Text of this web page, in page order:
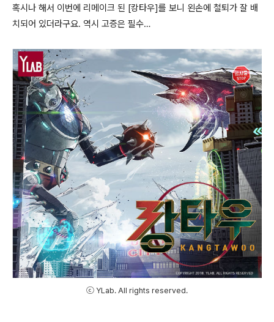
혹시나 해서 이번에 리메이크 된 [캉타우]를 보니 왼손에 철퇴가 잘 배
치되어 있더라구요. 역시 고증은 필수…
ⓒ YLab. All rights reserved.